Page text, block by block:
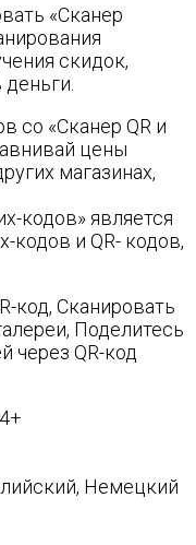
«Сканер
скидок,
со «Сканер QR и
цены
магазинах,
кодов» является
и QR- кодов,
код, Сканировать
Поделитесь
через QR-код
Немецкий